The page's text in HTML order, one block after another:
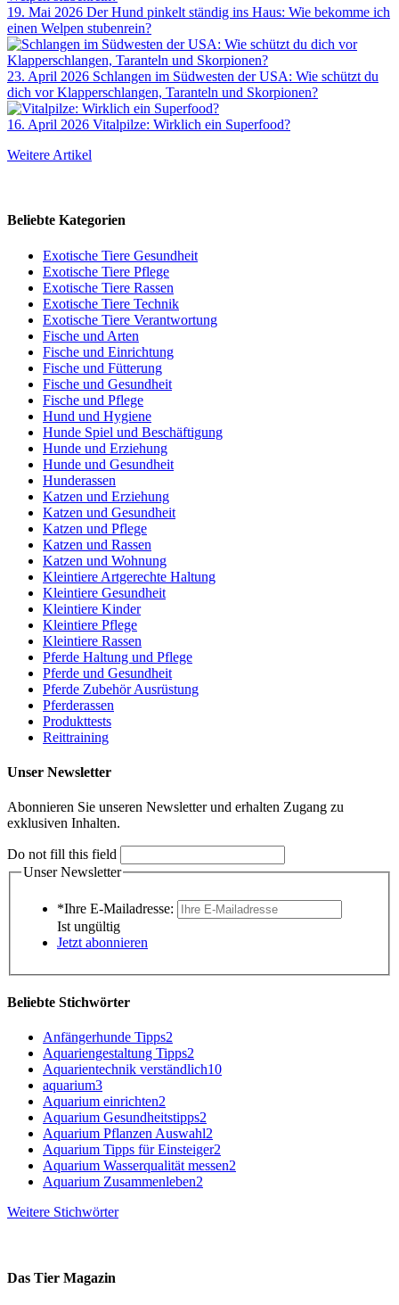
19. Mai 2026 Der Hund pinkelt ständig ins Haus: Wie bekomme ich
einen Welpen stubenrein?
23. April 2026 Schlangen im Südwesten der USA: Wie schützt du
dich vor Klapperschlangen, Taranteln und Skorpionen?
16. April 2026 Vitalpilze: Wirklich ein Superfood?
Weitere Artikel
Beliebte Kategorien
Exotische Tiere Gesundheit
Exotische Tiere Pflege
Exotische Tiere Rassen
Exotische Tiere Technik
Exotische Tiere Verantwortung
Fische und Arten
Fische und Einrichtung
Fische und Fütterung
Fische und Gesundheit
Fische und Pflege
Hund und Hygiene
Hunde Spiel und Beschäftigung
Hunde und Erziehung
Hunde und Gesundheit
Hunderassen
Katzen und Erziehung
Katzen und Gesundheit
Katzen und Pflege
Katzen und Rassen
Katzen und Wohnung
Kleintiere Artgerechte Haltung
Kleintiere Gesundheit
Kleintiere Kinder
Kleintiere Pflege
Kleintiere Rassen
Pferde Haltung und Pflege
Pferde und Gesundheit
Pferde Zubehör Ausrüstung
Pferderassen
Produkttests
Reittraining
Unser Newsletter
Abonnieren Sie unseren Newsletter und erhalten Zugang zu
exklusiven Inhalten.
Do not fill this field
Unser Newsletter
*Ihre E-Mailadresse:
Ist ungültig
Jetzt abonnieren
Beliebte Stichwörter
Anfängerhunde Tipps2
Aquariengestaltung Tipps2
Aquarientechnik verständlich10
aquarium3
Aquarium einrichten2
Aquarium Gesundheitstipps2
Aquarium Pflanzen Auswahl2
Aquarium Tipps für Einsteiger2
Aquarium Wasserqualität messen2
Aquarium Zusammenleben2
Weitere Stichwörter
Das Tier Magazin